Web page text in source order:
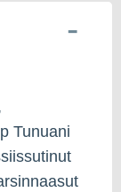
Tunuani